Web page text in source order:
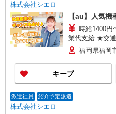
株式会社シエロ
【au】人気
時給1400
業代支給 ★交通
+゜・。○。・
万円支給(規定有) お友達を紹介頂くと, インセン
ィブ支給(規定有) ★月2回払い・週払い可能
有）★ ゜・。○
福岡県福岡
キープ
派遣社員 紹介予定派遣
株式会社シエロ